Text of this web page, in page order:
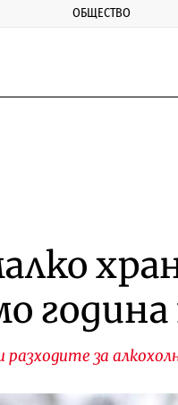
ОБЩЕСТВО
за